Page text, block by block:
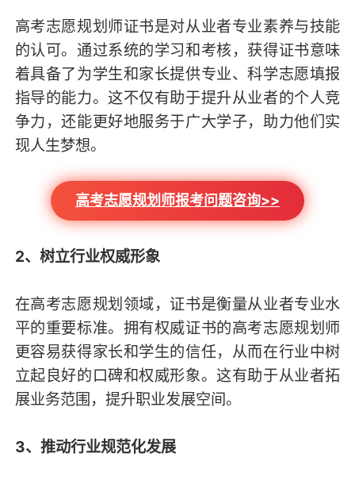
高考志愿规划师证书是对从业者专业素养与技能
的认可。通过系统的学习和考核，获得证书意味
着具备了为学生和家长提供专业、科学志愿填报
指导的能力。这不仅有助于提升从业者的个人竞
争力，还能更好地服务于广大学子，助力他们实
现人生梦想。
高考志愿规划师报考问题咨询>>
2、树立行业权威形象
在高考志愿规划领域，证书是衡量从业者专业水
平的重要标准。拥有权威证书的高考志愿规划师
更容易获得家长和学生的信任，从而在行业中树
立起良好的口碑和权威形象。这有助于从业者拓
展业务范围，提升职业发展空间。
3、推动行业规范化发展